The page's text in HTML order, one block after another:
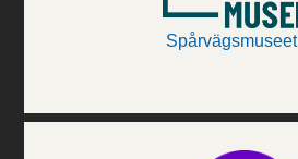
Spårvägsmuseet